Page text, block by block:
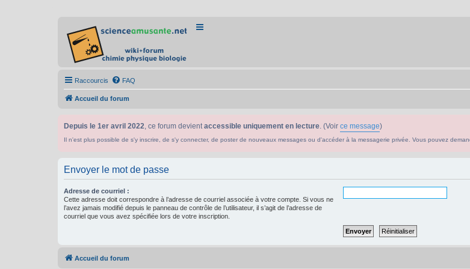
Raccourcis FAQ
Accueil du forum
Depuis le 1er avril 2022, ce forum devientaccessible uniquement en lecture. (Voir ce message)
Il n'est plus possible de s'y inscrire, de s'y connecter, de poster de nouveaux messages ou d'accéder à la messagerie privée. Vous pouvez
Envoyer le mot de passe
Adresse de courriel :
Cette adresse doit correspondre à l’adresse de courriel associée à votre compte. Si vous ne
l’avez jamais modifié depuis le panneau de contrôle de l’utilisateur, il s’agit de l’adresse de
courriel que vous avez spécifiée lors de votre inscription.
Accueil du forum